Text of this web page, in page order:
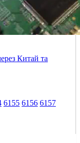
Китай та
6155 6156 6157